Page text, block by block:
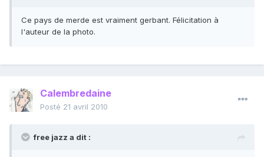
Ce pays de merde est vraiment gerbant. Félicitation à
l'auteur de la photo.
Calembredaine
Posté 21 avril 2010
free jazz a dit :